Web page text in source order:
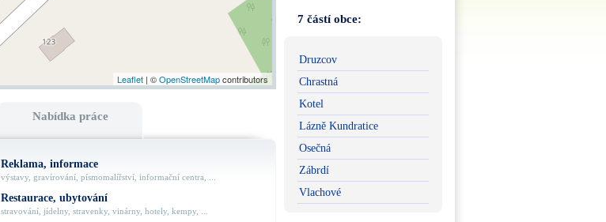
Leaflet | ©OpenStreetMapcontributors
Nabídka práce
Reklama, informace
výstavy, gravírování, písmomalířství, informační centra, ...
Restaurace, ubytování
stravování, jídelny, stravenky, vinárny, hotely, kempy, ...
7 částí obce:
Druzcov
Chrastná
Kotel
Lázně Kundratice
Osečná
Zábrdí
Vlachové